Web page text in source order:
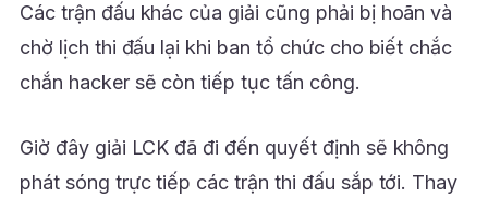
Các trận đấu khác của giải cũng phải bị hoãn và
chờ lịch thi đấu lại khi ban tổ chức cho biết chắc
chắn hacker sẽ còn tiếp tục tấn công.
Giờ đây giải LCK đã đi đến quyết định sẽ không
phát sóng trực tiếp các trận thi đấu sắp tới. Thay